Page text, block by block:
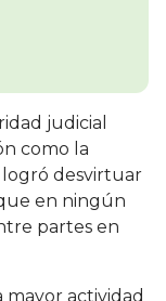
judicial
como la
logró desvirtuar
en ningún
partes en
mayor actividad